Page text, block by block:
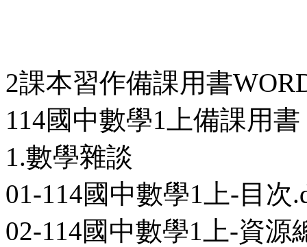
2課本習作備課用書
114國中數學1上備課用書
1.數學雜談
01-114國中數學1上-目次
02-114國中數學1上-資源